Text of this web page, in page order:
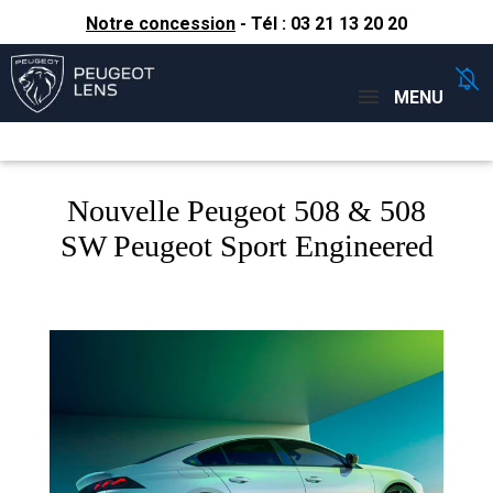
Notre concession - Tél : 03 21 13 20 20
Concessions
MENU
Nouvelle Peugeot 508 & 508
SW Peugeot Sport Engineered